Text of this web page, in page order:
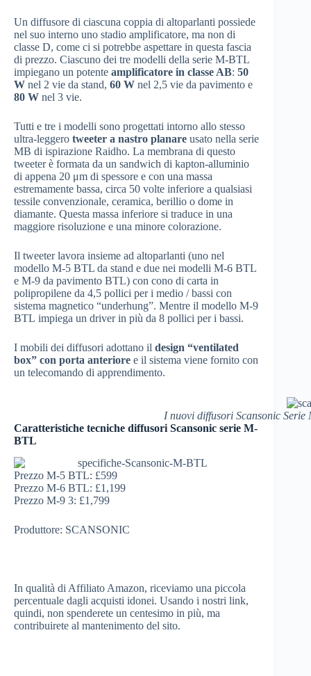
Un diffusore di ciascuna coppia di altoparlanti possiede
nel suo interno uno stadio amplificatore, ma non di
classe D, come ci si potrebbe aspettare in questa fascia
di prezzo. Ciascuno dei tre modelli della serie M-BTL
impiegano un potente amplificatore in classe AB: 50
W nel 2 vie da stand, 60 W nel 2,5 vie da pavimento e
80 W nel 3 vie.
Tutti e tre i modelli sono progettati intorno allo stesso
ultra-leggero tweeter a nastro planare usato nella serie
MB di ispirazione Raidho. La membrana di questo
tweeter è formata da un sandwich di kapton-alluminio
di appena 20 μm di spessore e con una massa
estremamente bassa, circa 50 volte inferiore a qualsiasi
tessile convenzionale, ceramica, berillio o dome in
diamante. Questa massa inferiore si traduce in una
maggiore risoluzione e una minore colorazione.
Il tweeter lavora insieme ad altoparlanti (uno nel
modello M-5 BTL da stand e due nei modelli M-6 BTL
e M-9 da pavimento BTL) con cono di carta in
polipropilene da 4,5 pollici per i medio / bassi con
sistema magnetico “underhung”. Mentre il modello M-9
BTL impiega un driver in più da 8 pollici per i bassi.
I mobili dei diffusori adottano il design “ventilated
box” con porta anteriore e il sistema viene fornito con
un telecomando di apprendimento.
I nuovi diffusori Scansonic
Caratteristiche tecniche diffusori Scansonic serie M-
BTL
Prezzo M-5 BTL: £599
Prezzo M-6 BTL: £1,199
Prezzo M-9 3: £1,799
Produttore: SCANSONIC
In qualità di Affiliato Amazon, riceviamo una piccola
percentuale dagli acquisti idonei. Usando i nostri link,
quindi, non spenderete un centesimo in più, ma
contribuirete al mantenimento del sito.